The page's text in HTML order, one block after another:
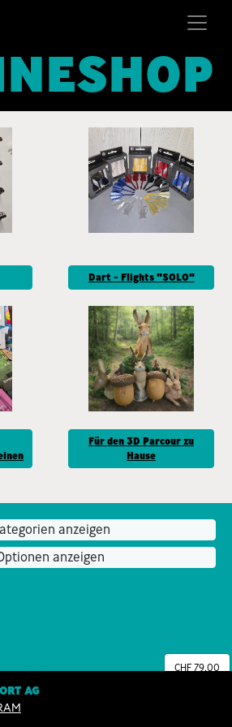
Dart - Flights "SOLO"
Für den 3D Parcour zu
Hause
anzeigen
anzeigen
CHF 79.00
AG